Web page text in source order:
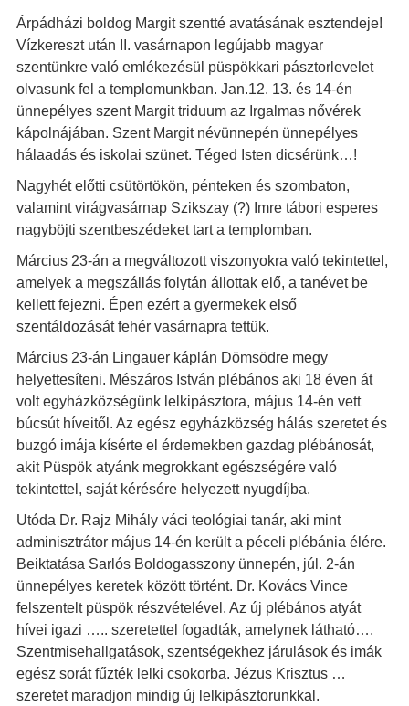
Árpádházi boldog Margit szentté avatásának esztendeje!
Vízkereszt után II. vasárnapon legújabb magyar
szentünkre való emlékezésül püspökkari pásztorlevelet
olvasunk fel a templomunkban. Jan.12. 13. és 14-én
ünnepélyes szent Margit triduum az Irgalmas nővérek
kápolnájában. Szent Margit névünnepén ünnepélyes
hálaadás és iskolai szünet. Téged Isten dicsérünk…!
Nagyhét előtti csütörtökön, pénteken és szombaton,
valamint virágvasárnap Szikszay (?) Imre tábori esperes
nagyböjti szentbeszédeket tart a templomban.
Március 23-án a megváltozott viszonyokra való tekintettel,
amelyek a megszállás folytán állottak elő, a tanévet be
kellett fejezni. Épen ezért a gyermekek első
szentáldozását fehér vasárnapra tettük.
Március 23-án Lingauer káplán Dömsödre megy
helyettesíteni. Mészáros István plébános aki 18 éven át
volt egyházközségünk lelkipásztora, május 14-én vett
búcsút híveitől. Az egész egyházközség hálás szeretet és
buzgó imája kísérte el érdemekben gazdag plébánosát,
akit Püspök atyánk megrokkant egészségére való
tekintettel, saját kérésére helyezett nyugdíjba.
Utóda Dr. Rajz Mihály váci teológiai tanár, aki mint
adminisztrátor május 14-én került a péceli plébánia élére.
Beiktatása Sarlós Boldogasszony ünnepén, júl. 2-án
ünnepélyes keretek között történt. Dr. Kovács Vince
felszentelt püspök részvételével. Az új plébános atyát
hívei igazi ….. szeretettel fogadták, amelynek látható….
Szentmisehallgatások, szentségekhez járulások és imák
egész sorát fűzték lelki csokorba. Jézus Krisztus …
szeretet maradjon mindig új lelkipásztorunkkal.